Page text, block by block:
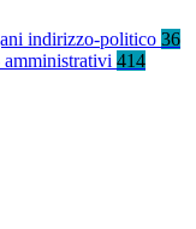
indirizzo-politico 36
414